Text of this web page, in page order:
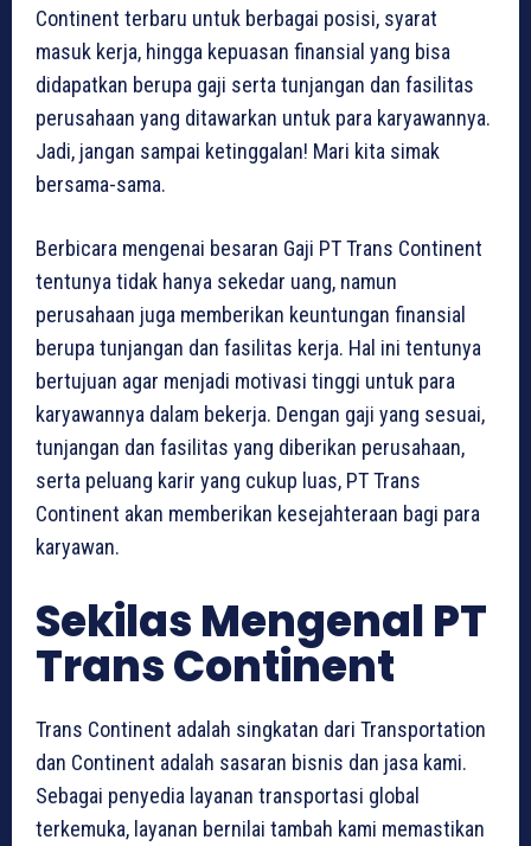
Continent terbaru untuk berbagai posisi, syarat
masuk kerja, hingga kepuasan finansial yang bisa
didapatkan berupa gaji serta tunjangan dan fasilitas
perusahaan yang ditawarkan untuk para karyawannya.
Jadi, jangan sampai ketinggalan! Mari kita simak
bersama-sama.
Berbicara mengenai besaran Gaji PT Trans Continent
tentunya tidak hanya sekedar uang, namun
perusahaan juga memberikan keuntungan finansial
berupa tunjangan dan fasilitas kerja. Hal ini tentunya
bertujuan agar menjadi motivasi tinggi untuk para
karyawannya dalam bekerja. Dengan gaji yang sesuai,
tunjangan dan fasilitas yang diberikan perusahaan,
serta peluang karir yang cukup luas, PT Trans
Continent akan memberikan kesejahteraan bagi para
karyawan.
Sekilas Mengenal PT
Trans Continent
Trans Continent adalah singkatan dari Transportation
dan Continent adalah sasaran bisnis dan jasa kami.
Sebagai penyedia layanan transportasi global
terkemuka, layanan bernilai tambah kami memastikan